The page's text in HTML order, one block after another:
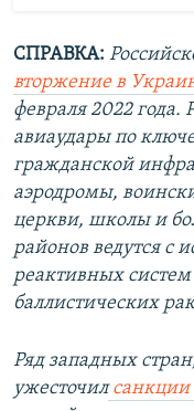
СПРАВКА:
вторжение в
февраля 2022 года.
авиаудары по
гражданской
аэродромы,
церкви, школы и
районов ведутся с
реактивных систем
баллистических
Ряд западных
ужесточилсанкции